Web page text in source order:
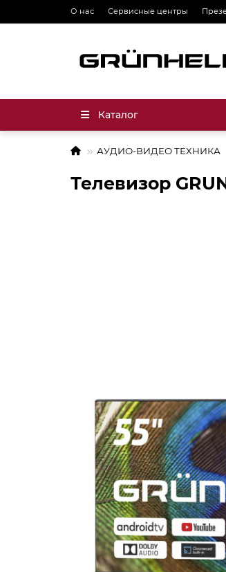
О нас Сервисные центры
Каталог
АУДИО-ВИДЕО ТЕХНИКА
Телевизор